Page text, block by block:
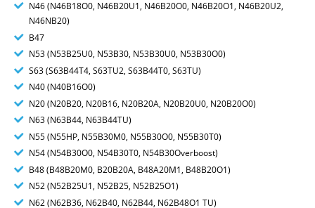
N46 (N46B18O0, N46B20U1, N46B20O0, N46B20O1, N46B20U2,
N46NB20)
B47
N53 (N53B25U0, N53B30, N53B30U0, N53B30O0)
S63 (S63B44T4, S63TU2, S63B44T0, S63TU)
N40 (N40B16O0)
N20 (N20B20, N20B16, N20B20A, N20B20U0, N20B20O0)
N63 (N63B44, N63B44TU)
N55 (N55HP, N55B30M0, N55B30O0, N55B30T0)
N54 (N54B30O0, N54B30T0, N54B30Overboost)
B48 (B48B20M0, B20B20A, B48A20M1, B48B20O1)
N52 (N52B25U1, N52B25, N52B25O1)
N62 (N62B36, N62B40, N62B44, N62B48O1 TU)